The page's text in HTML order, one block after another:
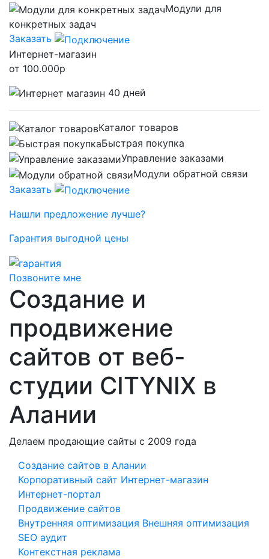
Модули для
конкретных задач
Заказать
Интернет-магазин
от 100.000р
40 дней
Каталог товаров
Быстрая покупка
Управление заказами
Модули обратной связи
Заказать
Нашли предложение лучше?
Гарантия выгодной цены
Позвоните мне
Cоздание и
продвижение
сайтов от веб-
студии CITYNIX в
Алании
Делаем продающие сайты с 2009 года
Создание сайтов в Алании
Корпоративный сайт Интернет-магазин
Интернет-портал
Продвижение сайтов
Внутренняя оптимизация Внешняя оптимизация
SEO аудит
Контекстная реклама